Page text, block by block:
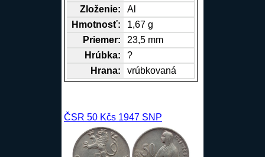
Zloženie:
Al
Hmotnosť:
1,67 g
Priemer:
23,5 mm
Hrúbka:
?
Hrana: vrúbkovaná
ČSR 50 Kčs 1947 SNP